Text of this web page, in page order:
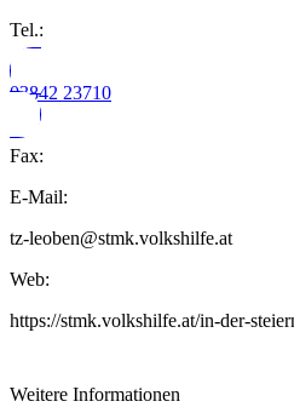
Tel.:
03842 23710
Fax:
E-Mail:
tz-leoben@stmk.volkshilfe.at
Web:
https://stmk.volkshilfe.at/in-der-
Weitere Informationen